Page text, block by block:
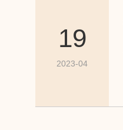
19
2023-04